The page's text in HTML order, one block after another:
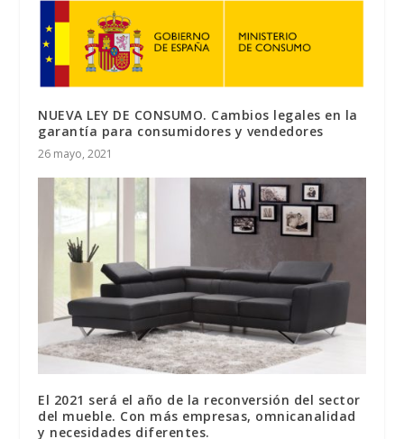
NUEVA LEY DE CONSUMO. Cambios legales en la
garantía para consumidores y vendedores
26 mayo, 2021
El 2021 será el año de la reconversión del sector
del mueble. Con más empresas, omnicanalidad
y necesidades diferentes.